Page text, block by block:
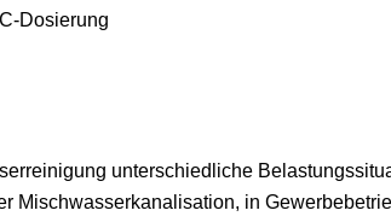
Dosierung
unterschiedliche
Mischwasserkanalisation, in